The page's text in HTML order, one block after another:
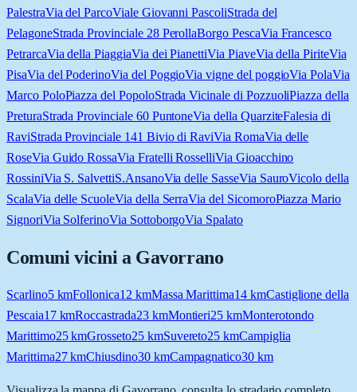
PalestraVia del ParcoViale Giovanni PascoliStrada del
PelagoneStrada Provinciale 28 PerollaBorgo PescaVia Francesco
PetrarcaVia della PiaggiaVia dei PianettiVia PiaveVia della PiriteVia
PisaVia del PoderinoVia del PoggioVia vigne del poggioVia PolaVia
Marco PoloPiazza del PopoloStrada Vicinale di PozzuoliPiazza della
PreturaStrada Provinciale 60 PuntoneVia della QuarziteFalesia di
RaviStrada Provinciale 141 Bivio di RaviVia RomaVia delle
RoseVia Guido RossaVia Fratelli RosselliVia Gioacchino
RossiniVia S. SalvettiS.AnsanoVia delle SasseVia SauroVicolo della
ScalaVia delle ScuoleVia della SerraVia del SicomoroPiazza Mario
SignoriVia SolferinoVia SottoborgoVia Spalato
Comuni vicini a Gavorrano
Scarlino5kmFollonica12 kmMassa Marittima14kmCastiglione della
Pescaia17kmRoccastrada23kmMontieri25 kmMonterotondo
Marittimo25kmGrosseto25kmSuvereto25 kmCampiglia
Marittima27kmChiusdino30kmCampagnatico30 km